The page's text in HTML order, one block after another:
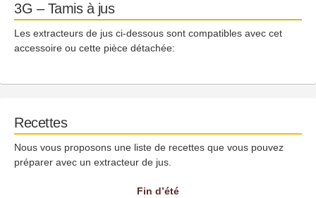
3G – Tamis à jus
Les extracteurs de jus ci-dessous sont compatibles avec cet
accessoire ou cette pièce détachée:
Recettes
Nous vous proposons une liste de recettes que vous pouvez
préparer avec un extracteur de jus.
Fin d’été